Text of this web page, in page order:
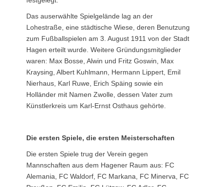
Das auserwählte Spielgelände lag an der
Lohestraße, eine städtische Wiese, deren Benutzung
zum Fußballspielen am 3. August 1911 von der Stadt
Hagen erteilt wurde. Weitere Gründungsmitglieder
waren: Max Bosse, Alwin und Fritz Goswin, Max
Kraysing, Albert Kuhlmann, Hermann Lippert, Emil
Nierhaus, Karl Ruwe, Erich Späing sowie ein
Holländer mit Namen Zwolle, dessen Vater zum
Künstlerkreis um Karl-Ernst Osthaus gehörte.
Die ersten Spiele, die ersten Meisterschaften
Die ersten Spiele trug der Verein gegen
Mannschaften aus dem Hagener Raum aus: FC
Alemania, FC Waldorf, FC Markana, FC Minerva, FC